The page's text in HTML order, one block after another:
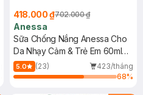
418.000 ₫702.000 ₫
Anessa
Sữa Chống Nắng Anessa Cho
Da Nhạy Cảm & Trẻ Em 60ml
(Mới)
5.0 (23)
423/tháng
68%